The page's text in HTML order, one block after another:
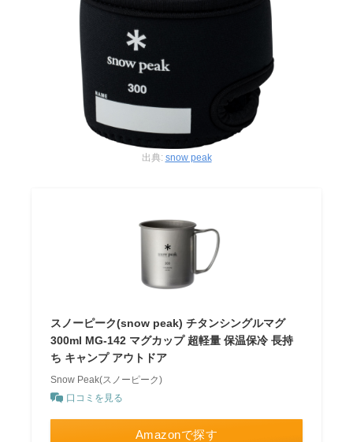
出典: snow peak
スノーピーク(snow peak) チタンシングルマグ
300ml MG-142 マグカップ 超軽量 保温保冷 長持
ち キャンプ アウトドア
Snow Peak(スノーピーク)
口コミを見る
Amazonで探す